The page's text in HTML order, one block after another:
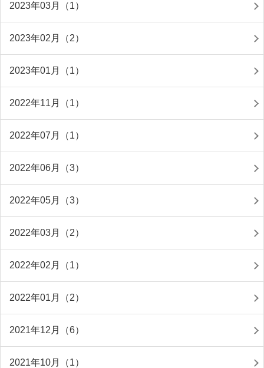
2023年03月（1）
2023年02月（2）
2023年01月（1）
2022年11月（1）
2022年07月（1）
2022年06月（3）
2022年05月（3）
2022年03月（2）
2022年02月（1）
2022年01月（2）
2021年12月（6）
2021年10月（1）